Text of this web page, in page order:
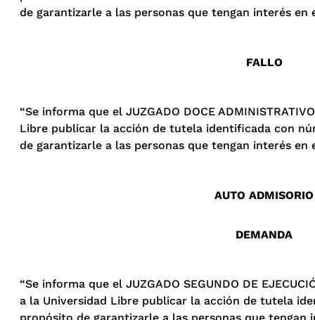
de garantizarle a las personas que tengan interés
FALLO
“Se informa que el JUZGADO DOCE
Libre publicar la acción de tutela identificada con
de garantizarle a las personas que tengan interés
AUTO ADMISORIO
DEMANDA
“Se informa que el JUZGADO SEGUNDO DE
a la Universidad Libre publicar la acción de tutela